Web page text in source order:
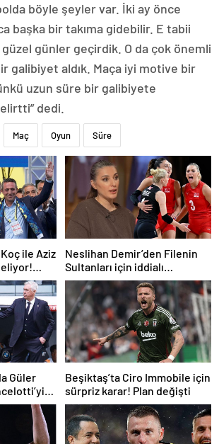
böyle şeyler var. İki ay önce
başka bir takıma gidebilir. E tabii
güzel günler geçirdik. O da çok önemli
galibiyet aldık. Maça iyi motive bir
uzun süre bir galibiyete
dedi.
Maç Oyun Süre
ile Aziz
ortaya
Neslihan Demir’den Filenin
Sultanları için iddialı
açıklama!
Güler
Beşiktaş’ta Ciro Immobile için
sürpriz karar! Plan değişti